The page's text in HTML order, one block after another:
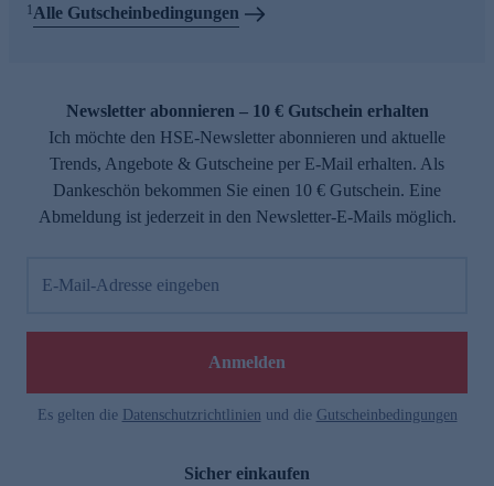
1 Alle Gutscheinbedingungen
Newsletter abonnieren – 10 € Gutschein erhalten
Ich möchte den HSE-Newsletter abonnieren und aktuelle
Trends, Angebote & Gutscheine per E-Mail erhalten. Als
Dankeschön bekommen Sie einen 10 € Gutschein. Eine
Abmeldung ist jederzeit in den Newsletter-E-Mails möglich.
E-Mail-Adresse eingeben
Anmelden
Es gelten die Datenschutzrichtlinien und die Gutscheinbedingungen
Sicher einkaufen